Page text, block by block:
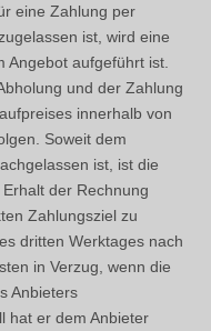
eine Zahlung per
ist, wird eine
aufgeführt ist.
und der Zahlung
innerhalb von
Soweit dem
ist, ist die
der Rechnung
Zahlungsziel zu
dritten Werktages nach
in Verzug, wenn die
Anbieters
hat er dem Anbieter